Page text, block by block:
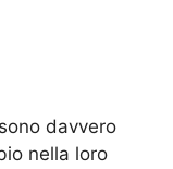
davvero
nella loro